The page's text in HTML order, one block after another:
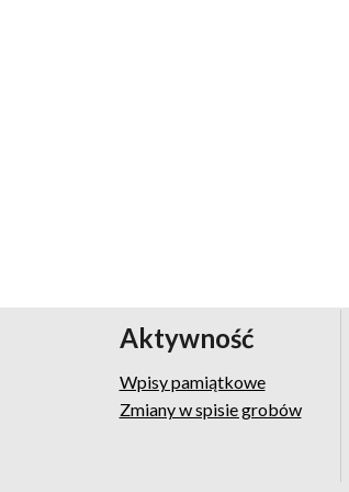
Aktywność
Wpisy pamiątkowe
Zmiany w spisie grobów